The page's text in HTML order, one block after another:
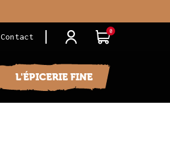
Contact j i0
L'ÉPICERIE FINE